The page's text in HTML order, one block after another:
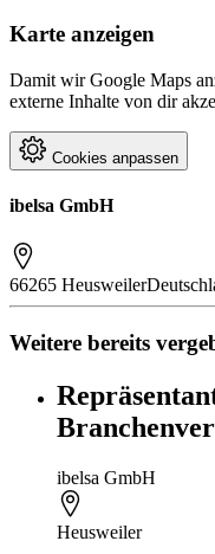
Karte anzeigen
Damit wir Google Maps
externe Inhalte von dir
Cookies anpassen
ibelsa GmbH
66265 Heusweiler
Weitere bereits
ibelsa GmbH
Heusweiler